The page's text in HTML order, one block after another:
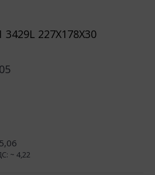
227Х178Х30
5,06
~ 4,22